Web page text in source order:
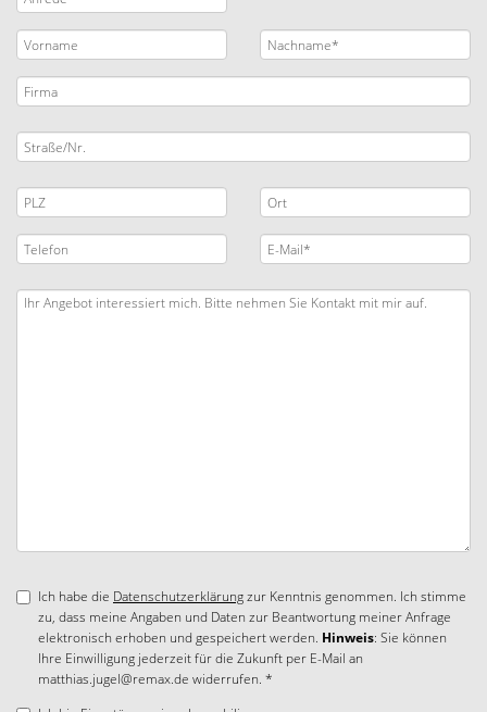
Ich habe die Datenschutzerklärungzur Kenntnis genommen. Ich stimme
zu, dass meine Angaben und Daten zur Beantwortung meiner Anfrage
elektronisch erhoben und gespeichert werden. Hinweis: Sie können
Ihre Einwilligung jederzeit für die Zukunft per E-Mail an
matthias.jugel@remax.de widerrufen. *